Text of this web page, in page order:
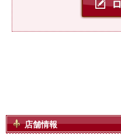
店舗情報